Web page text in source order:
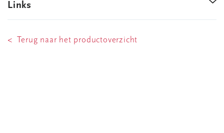
Links
< Terug naar het productoverzicht